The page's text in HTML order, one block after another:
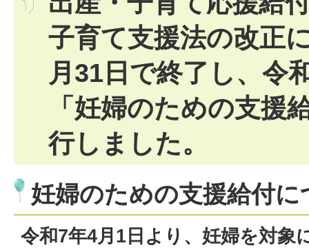
子育て支援法の改正
月31日で終了し、令
「妊婦のための支援
行しました。
妊婦のための支援給付に
令和7年4月1日より、妊婦を対象